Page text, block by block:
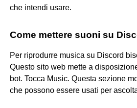
che intendi usare.
Come mettere suoni su
Per riprodurre musica su Discord
Questo sito web mette a
bot. Tocca Music. Questa sezione
che possono essere usati per